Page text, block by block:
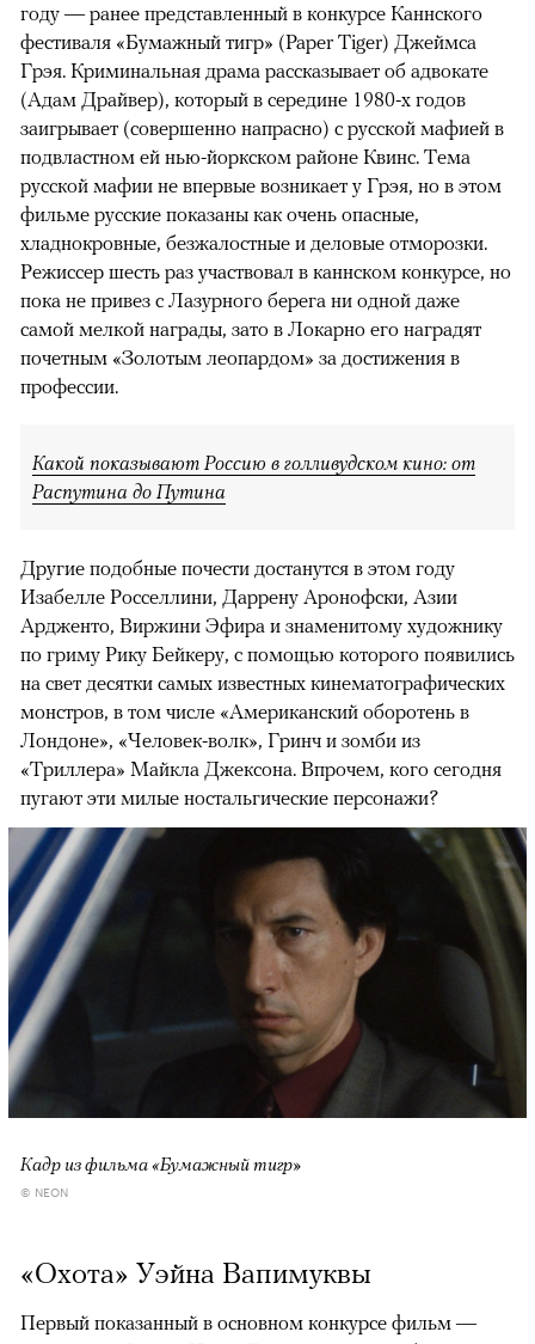
году — ранее представленный в конкурсе Каннского
фестиваля «Бумажный тигр» (Paper Tiger) Джеймса
Грэя. Криминальная драма рассказывает об адвокате
(Адам Драйвер), который в середине 1980-х годов
заигрывает (совершенно напрасно) с русской мафией в
подвластном ей нью-йоркском районе Квинс. Тема
русской мафии не впервые возникает у Грэя, но в этом
фильме русские показаны как очень опасные,
хладнокровные, безжалостные и деловые отморозки.
Режиссер шесть раз участвовал в каннском конкурсе, но
пока не привез с Лазурного берега ни одной даже
самой мелкой награды, зато в Локарно его наградят
почетным «Золотым леопардом» за достижения в
профессии.
Какой показывают Россию в голливудском кино: от
Распутина до Путина
Другие подобные почести достанутся в этом году
Изабелле Росселлини, Даррену Аронофски, Азии
Ардженто, Виржини Эфира и знаменитому художнику
по гриму Рику Бейкеру, с помощью которого появились
на свет десятки самых известных кинематографических
монстров, в том числе «Американский оборотень в
Лондоне», «Человек-волк», Гринч и зомби из
«Триллера» Майкла Джексона. Впрочем, кого сегодня
пугают эти милые ностальгические персонажи?
Кадр из фильма «Бумажный тигр»
© NEON
«Охота» Уэйна Вапимуквы
Первый показанный в основном конкурсе фильм —